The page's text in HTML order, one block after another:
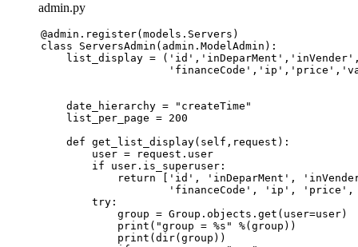
admin.py
@admin.register( models.Servers )
class
ServersAdmin (admin.ModelAdmin):
    list_display = (
'id' , 'inDeparMent' , 'inVender'
'financeCode' , 'ip' , 'price' ,
    date_hierarchy =
"createTime"
    list_per_page =
200
def get_list_display( self,request ):
        user = request.user
if user.is_superuser:
return
'id' , 'inDeparMent' ,
'financeCode' , 'ip' , 'price'
try :
            group = Group.objects.get(user=user)
print ( "group = %s"
%(group))
print ( dir(group))